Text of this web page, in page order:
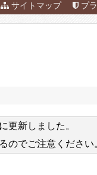
サイトマップ プ
に更新しました。
のでご注意ください